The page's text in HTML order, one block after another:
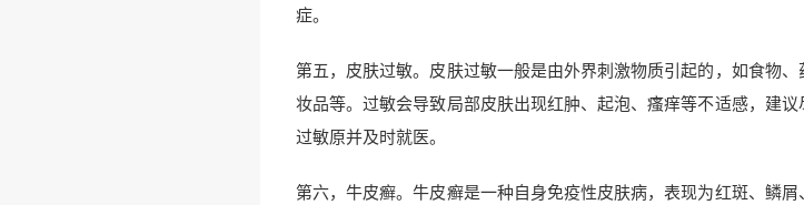
症。
第五，皮肤过敏。皮肤过敏一般是由外界刺激物质引起的，如食物、
妆品等。过敏会导致局部皮肤出现红肿、起泡、瘙痒等不适感，建议
过敏原并及时就医。
第六，牛皮癣。牛皮癣是一种自身免疫性皮肤病，表现为红斑、鳞屑